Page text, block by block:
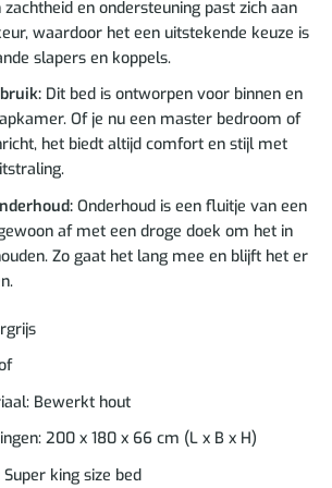
en ondersteuning past zich aan
waardoor het een uitstekende keuze is
slapers en koppels.
Dit bed is ontworpen voor binnen en
Of je nu een master bedroom of
het biedt altijd comfort en stijl met
Onderhoud is een fluitje van een
af met een droge doek om het in
Zo gaat het lang mee en blijft het er
Bewerkt hout
200 x 180 x 66 cm (L x B x H)
king size bed